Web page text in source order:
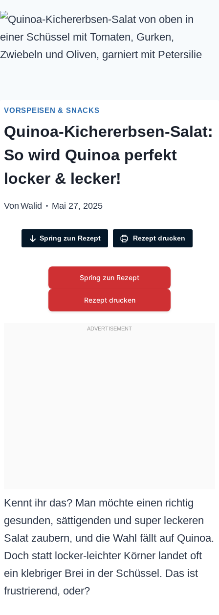
VORSPEISEN & SNACKS
Quinoa-Kichererbsen-Salat:
So wird Quinoa perfekt
locker & lecker!
Von Walid Mai 27, 2025
Spring zun Rezept Rezept drucken
Spring zun Rezept
Rezept drucken
Kennt ihr das? Man möchte einen richtig
gesunden, sättigenden und super leckeren
Salat zaubern, und die Wahl fällt auf Quinoa.
Doch statt locker-leichter Körner landet oft
ein klebriger Brei in der Schüssel. Das ist
frustrierend, oder?